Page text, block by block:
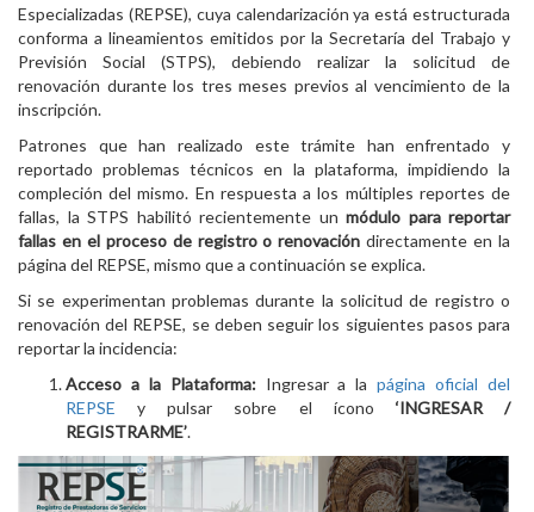
Especializadas (REPSE), cuya calendarización ya está estructurada
conforma a lineamientos emitidos por la Secretaría del Trabajo y
Previsión Social (STPS), debiendo realizar la solicitud de
renovación durante los tres meses previos al vencimiento de la
inscripción.
Patrones que han realizado este trámite han enfrentado y
reportado problemas técnicos en la plataforma, impidiendo la
compleción del mismo. En respuesta a los múltiples reportes de
fallas, la STPS habilitó recientemente un módulo para reportar
fallas en el proceso de registro o renovación directamente en la
página del REPSE, mismo que a continuación se explica.
Si se experimentan problemas durante la solicitud de registro o
renovación del REPSE, se deben seguir los siguientes pasos para
reportar la incidencia:
Acceso a la Plataforma: Ingresar a lapágina oficial del
REPSE y pulsar sobre el ícono ‘INGRESAR /
REGISTRARME’.